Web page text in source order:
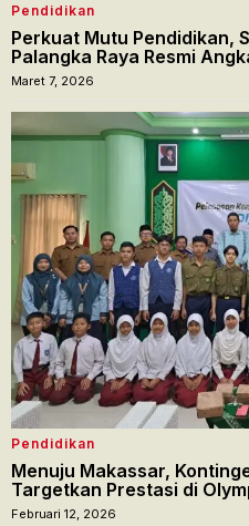
Pendidikan
Perkuat Mutu Pendidikan,
Palangka Raya Resmi
Maret 7, 2026
Pendidikan
Menuju Makassar,
Targetkan Prestasi di
Februari 12, 2026